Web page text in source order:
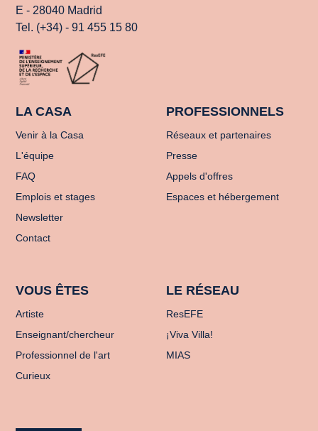
E - 28040 Madrid
Tel. (+34) - 91 455 15 80
LA CASA
Venir à la Casa
L'équipe
FAQ
Emplois et stages
Newsletter
Contact
PROFESSIONNELS
Réseaux et partenaires
Presse
Appels d'offres
Espaces et hébergement
VOUS ÊTES
Artiste
Enseignant/chercheur
Professionnel de l'art
Curieux
LE RÉSEAU
ResEFE
¡Viva Villa!
MIAS